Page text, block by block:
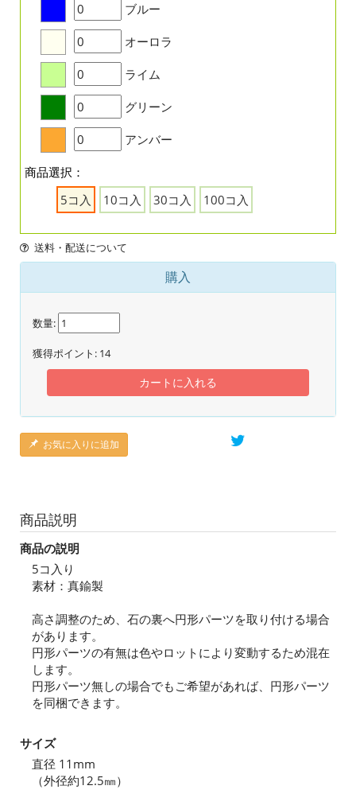
ブルー
オーロラ
ライム
グリーン
アンバー
商品選択：
5コ入
10コ入 30コ入 100コ入
送料・配送について
購入
数量:
獲得ポイント: 14
カートに入れる
お気に入りに追加
商品説明
商品の説明
5コ入り
素材：真鍮製
高さ調整のため、石の裏へ円形パーツを取り付ける場合
があります。
円形パーツの有無は色やロットにより変動するため混在
します。
円形パーツ無しの場合でもご希望があれば、円形パーツ
を同梱できます。
サイズ
直径 11mm
（外径約12.5㎜）